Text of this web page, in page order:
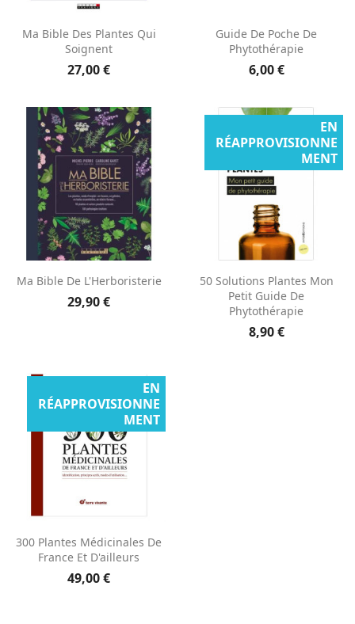
Ma Bible Des Plantes Qui
Soignent
27,00 €
Guide De Poche De
Phytothérapie
6,00 €
Ma Bible De L'Herboristerie
29,90 €
50 Solutions Plantes Mon
Petit Guide De
Phytothérapie
8,90 €
EN
RÉAPPROVISIONNE
MENT
300 Plantes Médicinales De
France Et D'ailleurs
49,00 €
EN
RÉAPPROVISIONNE
MENT